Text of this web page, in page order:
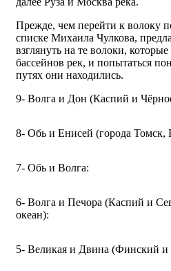
Прежде, чем перейти к волоку
списке Михаила Чулкова,
взглянуть на те волоки,
бассейнов рек, и попытаться
путях они находились.
9- Волга и Дон (Каспий и
8- Обь и Енисей (города Томск,
7- Обь и Волга:
6- Волга и Печора (Каспий и
океан):
5- Великая и Двина (Финский